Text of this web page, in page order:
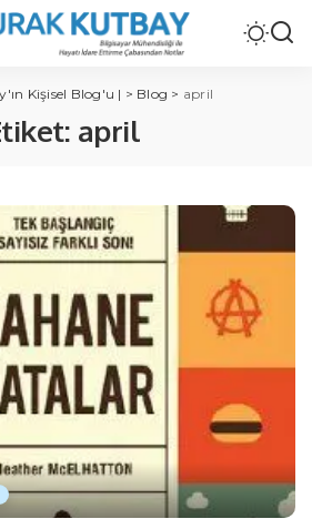
Kişisel Blog'u | > Blog > april
april